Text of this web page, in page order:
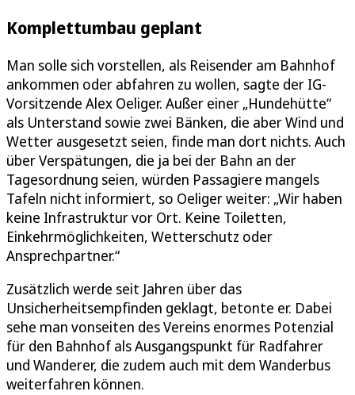
Komplettumbau geplant
Man solle sich vorstellen, als Reisender am Bahnhof
ankommen oder abfahren zu wollen, sagte der IG-
Vorsitzende Alex Oeliger. Außer einer „Hundehütte“
als Unterstand sowie zwei Bänken, die aber Wind und
Wetter ausgesetzt seien, finde man dort nichts. Auch
über Verspätungen, die ja bei der Bahn an der
Tagesordnung seien, würden Passagiere mangels
Tafeln nicht informiert, so Oeliger weiter: „Wir haben
keine Infrastruktur vor Ort. Keine Toiletten,
Einkehrmöglichkeiten, Wetterschutz oder
Ansprechpartner.“
Zusätzlich werde seit Jahren über das
Unsicherheitsempfinden geklagt, betonte er. Dabei
sehe man vonseiten des Vereins enormes Potenzial
für den Bahnhof als Ausgangspunkt für Radfahrer
und Wanderer, die zudem auch mit dem Wanderbus
weiterfahren können.